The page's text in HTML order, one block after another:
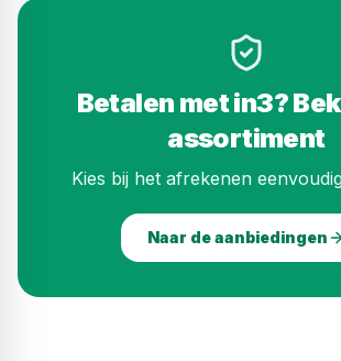
Betalen metin3?
assortiment
Kies bij het afrekenen
Naar de aanbiedingen